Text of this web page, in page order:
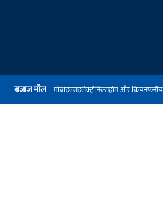
बजाज मॉल मोबाइल्सइलेक्ट्रॉनिक्सहोम और किचन